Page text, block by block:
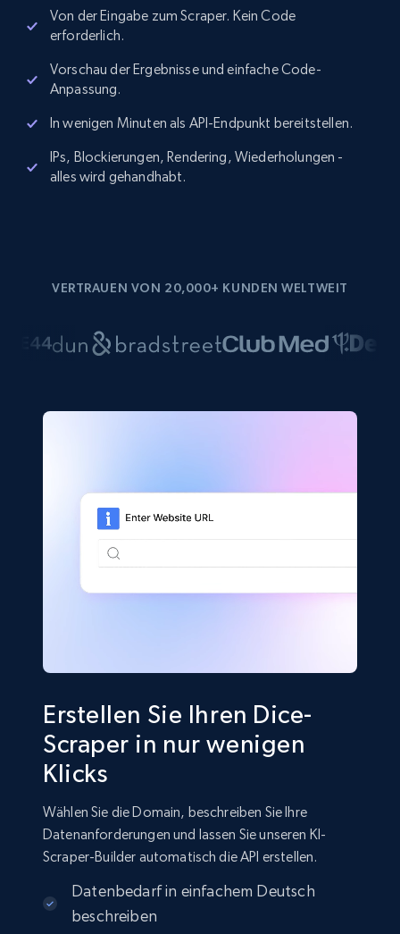
Von der Eingabe zum Scraper. Kein Code
erforderlich.
Vorschau der Ergebnisse und einfache Code-
Anpassung.
In wenigen Minuten als API-Endpunkt bereitstellen.
IPs, Blockierungen, Rendering, Wiederholungen -
alles wird gehandhabt.
VERTRAUEN VON 20,000+ KUNDEN WELTWEIT
Erstellen Sie Ihren Dice-
Scraper in nur wenigen
Klicks
Wählen Sie die Domain, beschreiben Sie Ihre
Datenanforderungen und lassen Sie unseren KI-
Scraper-Builder automatisch die API erstellen.
Datenbedarf in einfachem Deutsch
beschreiben